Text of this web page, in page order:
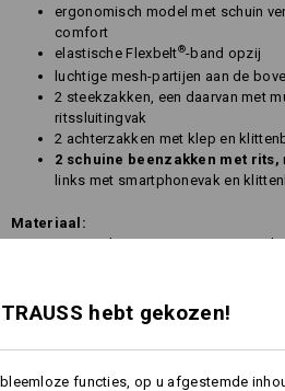
ergonomisch model met schuin
comfort
elastische Flexbelt®-band opzij
luchtige mesh-partijen aan de
2 steekzakken, een daarvan met
ritssluitingvak
2 achterzakken met klep en
2 schuine beenzakken met rits,
links met smartphonevak en
Materiaal:
Bovenmateriaal 55% Katoen / 45%
Machinewas 40°C
Niet droog reinigen
hebt gekozen!
functies, op u afgestemde